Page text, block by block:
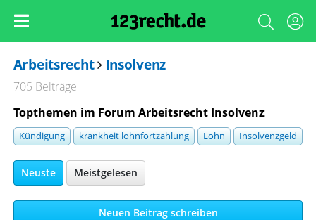
Arbeitsrecht Insolvenz
705 Beiträge
Topthemen im Forum Arbeitsrecht Insolvenz
Kündigung krankheit lohnfortzahlung Lohn Insolvenzgeld
Neuste Meistgelesen
Neuen Beitrag schreiben